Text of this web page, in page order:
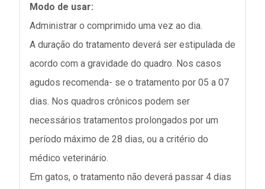
Modo de usar:
Administrar o comprimido uma vez ao dia.
A duração do tratamento deverá ser estipulada de
acordo com a gravidade do quadro. Nos casos
agudos recomenda- se o tratamento por 05 a 07
dias. Nos quadros crônicos podem ser
necessários tratamentos prolongados por um
período máximo de 28 dias, ou a critério do
médico veterinário.
Em gatos, o tratamento não deverá passar 4 dias